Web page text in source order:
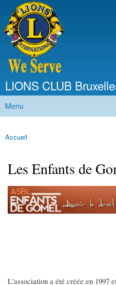
LIONS CLUB
Menu principal
Menu
Vous êtes ici
Accueil
Les Enfants de
L'association a été créée en 1997